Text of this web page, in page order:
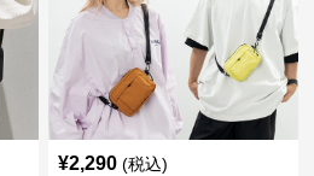
¥2,290 (税込)